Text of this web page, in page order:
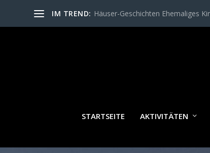
IM TREND: Häuser-Geschichten Ehemaliges
STARTSEITE AKTIVITÄTEN